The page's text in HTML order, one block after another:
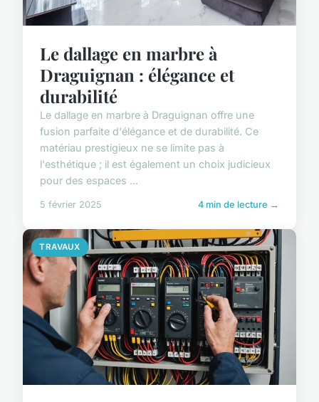
Le dallage en marbre à
Draguignan : élégance et
durabilité
Le dallage en marbre à Draguignan offre une
fusion parfaite d'élégance et de durabilité. Ce
matériau prestigieux ne se limite pas à
l'esthétique ; il est également un choix judicieux
pour des espaces ...
5 février 2025 4 min de lecture →
TRAVAUX